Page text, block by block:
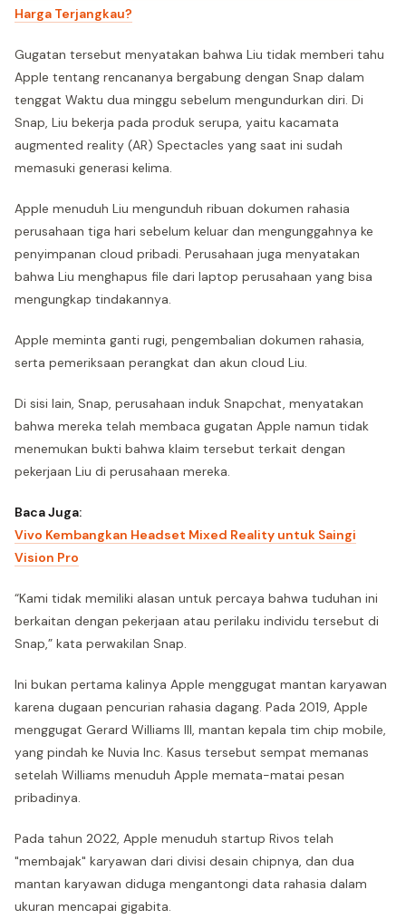
Harga Terjangkau?
Gugatan tersebut menyatakan bahwa Liu tidak memberi tahu
Apple tentang rencananya bergabung dengan Snap dalam
tenggat Waktu dua minggu sebelum mengundurkan diri. Di
Snap, Liu bekerja pada produk serupa, yaitu kacamata
augmented reality (AR) Spectacles yang saat ini sudah
memasuki generasi kelima.
Apple menuduh Liu mengunduh ribuan dokumen rahasia
perusahaan tiga hari sebelum keluar dan mengunggahnya ke
penyimpanan cloud pribadi. Perusahaan juga menyatakan
bahwa Liu menghapus file dari laptop perusahaan yang bisa
mengungkap tindakannya.
Apple meminta ganti rugi, pengembalian dokumen rahasia,
serta pemeriksaan perangkat dan akun cloud Liu.
Di sisi lain, Snap, perusahaan induk Snapchat, menyatakan
bahwa mereka telah membaca gugatan Apple namun tidak
menemukan bukti bahwa klaim tersebut terkait dengan
pekerjaan Liu di perusahaan mereka.
Baca Juga:
Vivo Kembangkan Headset Mixed Reality untuk Saingi
Vision Pro
“Kami tidak memiliki alasan untuk percaya bahwa tuduhan ini
berkaitan dengan pekerjaan atau perilaku individu tersebut di
Snap,” kata perwakilan Snap.
Ini bukan pertama kalinya Apple menggugat mantan karyawan
karena dugaan pencurian rahasia dagang. Pada 2019, Apple
menggugat Gerard Williams III, mantan kepala tim chip mobile,
yang pindah ke Nuvia Inc. Kasus tersebut sempat memanas
setelah Williams menuduh Apple memata-matai pesan
pribadinya.
Pada tahun 2022, Apple menuduh startup Rivos telah
"membajak" karyawan dari divisi desain chipnya, dan dua
mantan karyawan diduga mengantongi data rahasia dalam
ukuran mencapai gigabita.